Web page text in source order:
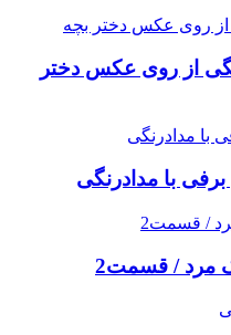
از روی عکس دختر
با مدادرنگی
مرد / قسمت2